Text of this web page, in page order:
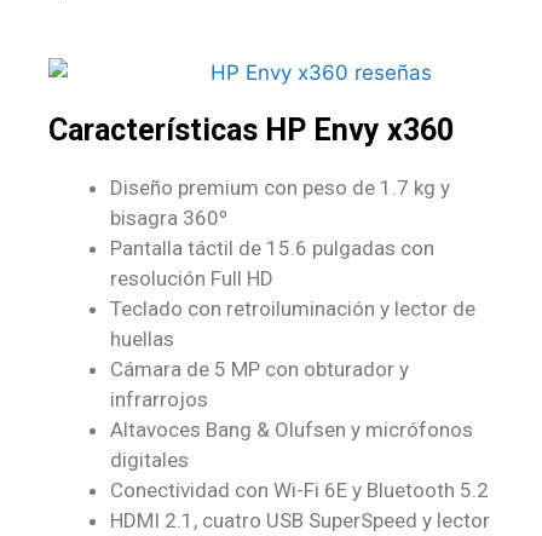
Características HP Envy x360
Diseño premium con peso de 1.7 kg y
bisagra 360º
Pantalla táctil de 15.6 pulgadas con
resolución Full HD
Teclado con retroiluminación y lector de
huellas
Cámara de 5 MP con obturador y
infrarrojos
Altavoces Bang & Olufsen y micrófonos
digitales
Conectividad con Wi-Fi 6E y Bluetooth 5.2
HDMI 2.1, cuatro USB SuperSpeed y lector